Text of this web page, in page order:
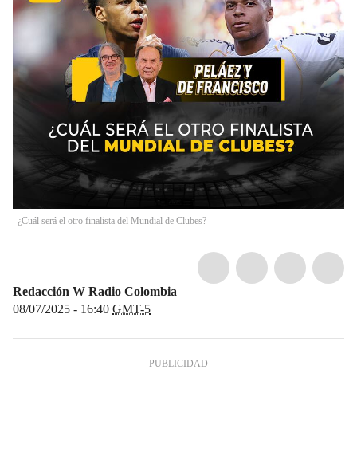
¿Cuál será el otro finalista del Mundial de Clubes?
Redacción W Radio Colombia
08/07/2025 - 16:40 GMT-5